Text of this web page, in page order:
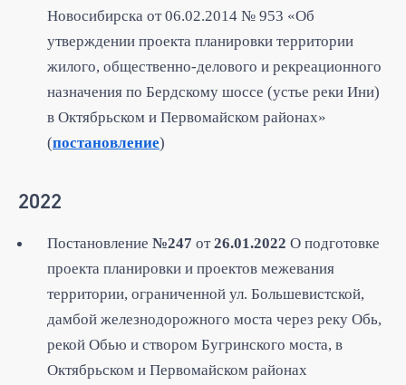
Новосибирска от 06.02.2014 № 953 «Об
утверждении проекта планировки территории
жилого, общественно-делового и рекреационного
назначения по Бердскому шоссе (устье реки Ини)
в Октябрьском и Первомайском районах»
(постановление)
2022
Постановление №247 от26.01.2022 О подготовке
проекта планировки и проектов межевания
территории, ограниченной ул. Большевистской,
дамбой железнодорожного моста через реку Обь,
рекой Обью и створом Бугринского моста, в
Октябрьском и Первомайском районах